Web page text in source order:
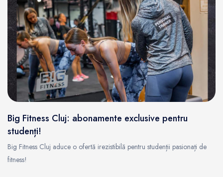
Big Fitness Cluj: abonamente exclusive pentru
studenți!
Big Fitness Cluj aduce o ofertă irezistibilă pentru studenții pasionați de
fitness!